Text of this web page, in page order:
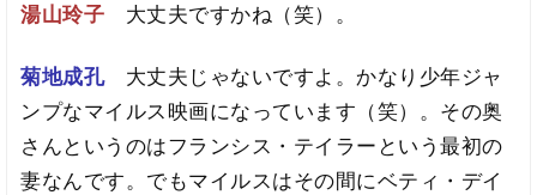
湯山玲子 大丈夫ですかね（笑）。
菊地成孔 大丈夫じゃないですよ。かなり少年ジャ
ンプなマイルス映画になっています（笑）。その奥
さんというのはフランシス・テイラーという最初の
妻なんです。でもマイルスはその間にベティ・デイ